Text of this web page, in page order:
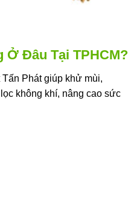
Ở Đâu Tại TPHCM?
Phát giúp khử mùi,
không khí, nâng cao sức